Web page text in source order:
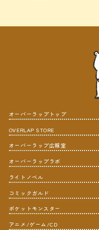
オーバーラップトップ
OVERLAP STORE
オーバーラップ広報室
オーバーラップラボ
ライトノベル
コミックガルド
ポケットモンスター
アニメ/ゲーム/CD